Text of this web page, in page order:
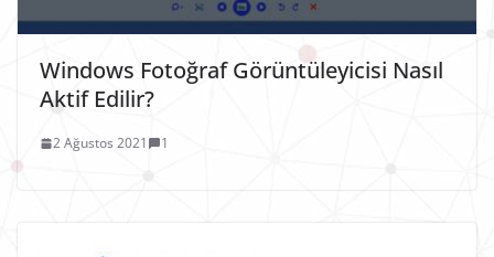
Windows Fotoğraf Görüntüleyicisi Nasıl
Aktif Edilir?
2 Ağustos 2021 1